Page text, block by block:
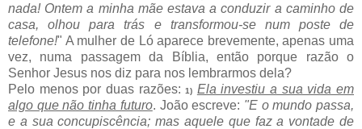
nada! Ontem a minha mãe estava a conduzir a caminho de
casa, olhou para trás e transformou-se num poste de
telefone!" A mulher de Ló aparece brevemente, apenas uma
vez, numa passagem da Bíblia, então porque razão o
Senhor Jesus nos diz para nos lembrarmos dela?
Pelo menos por duas razões:1) Ela investiu a sua vida em
algo que não tinha futuro. João escreve: "E o mundo passa,
e a sua concupiscência; mas aquele que faz a vontade de